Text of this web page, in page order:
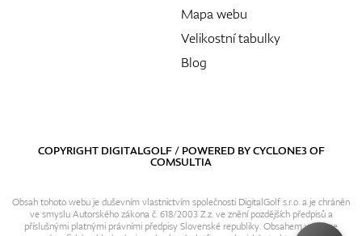
Mapa webu
Velikostní tabulky
Blog
COPYRIGHT DIGITALGOLF / POWERED BYCYCLONE3OF
COMSULTIA
Obsah tohoto webu je duševním vlastnictvím společnosti DigitalGolf s.r.o. a je chráněn
ve smyslu Autorského zákona č. 618/2003 Z.z. ve znění pozdějších předpisů a
příslušnými platnými právními předpisy Slovenské republiky. Obsahem webu se